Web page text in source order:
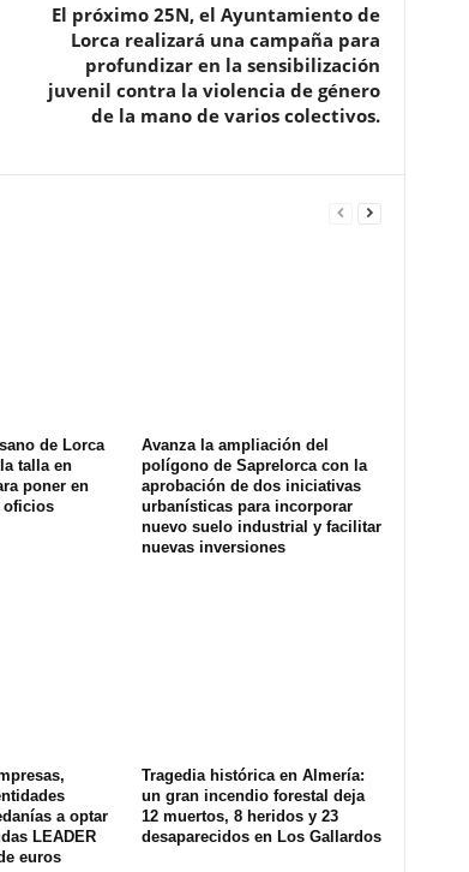
El próximo 25N, el Ayuntamiento de
Lorca realizará una campaña para
profundizar en la sensibilización
juvenil contra la violencia de género
de la mano de varios colectivos.
de Lorca
talla en
poner en
oficios
Avanza la ampliación del
polígono de Saprelorca con la
aprobación de dos iniciativas
urbanísticas para incorporar
nuevo suelo industrial y facilitar
nuevas inversiones
a optar
LEADER
euros
Tragedia histórica en Almería:
un gran incendio forestal deja
12 muertos, 8 heridos y 23
desaparecidos en Los Gallardos